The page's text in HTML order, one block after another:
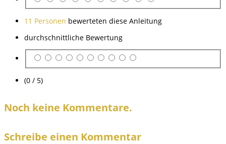
11 Personen bewerteten diese Anleitung
durchschnittliche Bewertung
(0 / 5)
Noch keine Kommentare.
Schreibe einen Kommentar